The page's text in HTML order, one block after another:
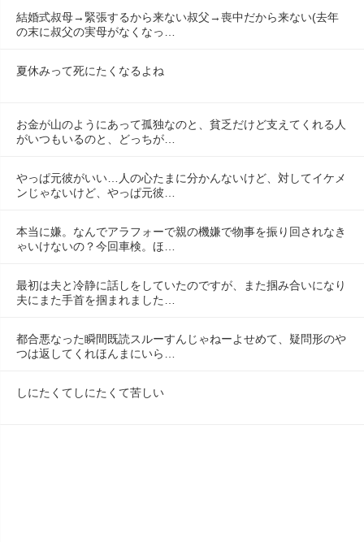
結婚式叔母→緊張するから来ない叔父→喪中だから来ない(去年
の末に叔父の実母がなくなっ…
夏休みって死にたくなるよね
お金が山のようにあって孤独なのと、貧乏だけど支えてくれる人
がいつもいるのと、どっちが…
やっぱ元彼がいい…人の心たまに分かんないけど、対してイケメ
ンじゃないけど、やっぱ元彼…
本当に嫌。なんでアラフォーで親の機嫌で物事を振り回されなき
ゃいけないの？今回車検。ほ…
最初は夫と冷静に話しをしていたのですが、また掴み合いになり
夫にまた手首を掴まれました…
都合悪なった瞬間既読スルーすんじゃねーよせめて、疑問形のや
つは返してくれほんまにいら…
しにたくてしにたくて苦しい